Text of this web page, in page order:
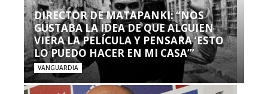
DIRECTOR DE MATAPANKI: “NOS
GUSTABA LA IDEA DE QUE ALGUIEN
VIERA LA PELÍCULA Y PENSARA ‘ESTO
LO PUEDO HACER EN MI CASA’”
VANGUARDIA